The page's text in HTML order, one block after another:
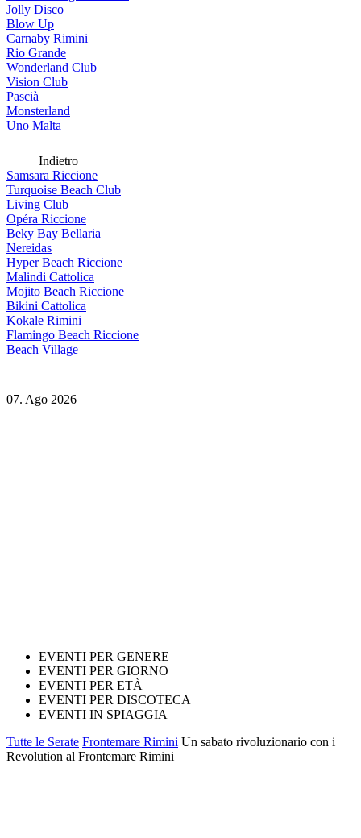
Jolly Disco
Blow Up
Carnaby Rimini
Rio Grande
Wonderland Club
Vision Club
Pascià
Monsterland
Uno Malta
Indietro
Samsara Riccione
Turquoise Beach Club
Living Club
Opéra Riccione
Beky Bay Bellaria
Nereidas
Hyper Beach Riccione
Malindi Cattolica
Mojito Beach Riccione
Bikini Cattolica
Kokale Rimini
Flamingo Beach Riccione
Beach Village
07. Ago 2026
EVENTI PER GENERE
EVENTI PER GIORNO
EVENTI PER ETÀ
EVENTI PER DISCOTECA
EVENTI IN SPIAGGIA
Tutte le Serate Frontemare Rimini Un sabato rivoluzionario con i
Revolution al Frontemare Rimini